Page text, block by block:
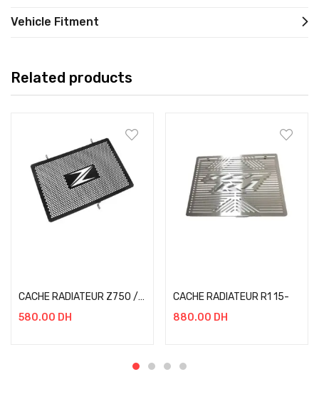
Vehicle Fitment
Related products
CACHE RADIATEUR Z750 / Z1000 / Z800 NOIR
580.00 DH
CACHE RADIATEUR R1 15-
880.00 DH